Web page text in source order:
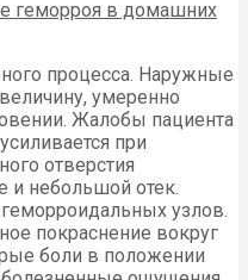
процесса. Наружные
умеренно
Жалобы пациента
при
отверстия
и небольшой отек.
узлов.
покраснение вокруг
боли в положении